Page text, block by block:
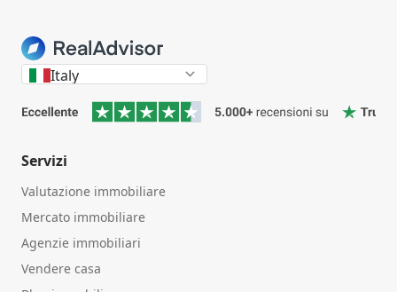
Italy
Servizi
Valutazione immobiliare
Mercato immobiliare
Agenzie immobiliari
Vendere casa